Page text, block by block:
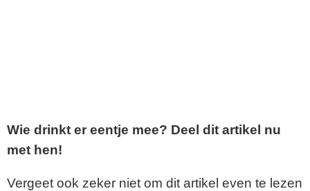
Wie drinkt er eentje mee? Deel dit artikel nu
met hen!
Vergeet ook zeker niet om dit artikel even te lezen